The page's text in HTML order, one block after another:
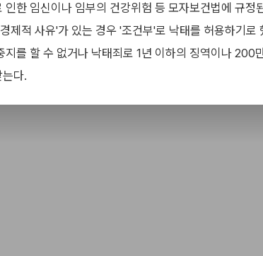
인한 임신이나 임부의 건강위험 등 모자보건법에 규정
제적 사유'가 있는 경우 '조건부'로 낙태를 허용하기로
지를 할 수 없거나 낙태죄로 1년 이하의 징역이나 200
다.